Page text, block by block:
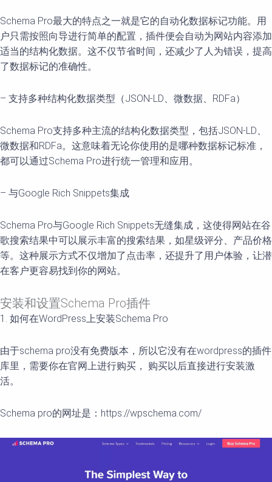
Schema Pro最大的特点之一就是它的自动化数据标记功能。用
户只需按照向导进行简单的配置，插件便会自动为网站内容添加
适当的结构化数据。这不仅节省时间，还减少了人为错误，提高
了数据标记的准确性。
– 支持多种结构化数据类型（JSON-LD、微数据、RDFa）
Schema Pro支持多种主流的结构化数据类型，包括JSON-LD、
微数据和RDFa。这意味着无论你使用的是哪种数据标记标准，
都可以通过Schema Pro进行统一管理和应用。
– 与Google Rich Snippets集成
Schema Pro与Google Rich Snippets无缝集成，这使得网站在谷
歌搜索结果中可以展示丰富的搜索结果，如星级评分、产品价格
等。这种展示方式不仅增加了点击率，还提升了用户体验，让潜
在客户更容易找到你的网站。
安装和设置Schema Pro插件
1. 如何在WordPress上安装Schema Pro
由于schema pro没有免费版本，所以它没有在wordpress的插件
库里，需要你在官网上进行购买， 购买以后直接进行安装激
活。
Schema pro的网址是：https://wpschema.com/